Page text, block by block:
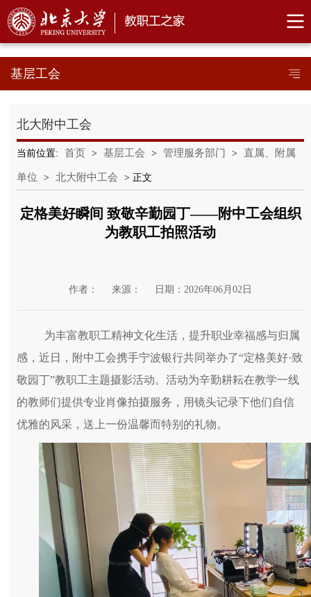
基层工会
北大附中工会
当前位置: 首页 > 基层工会 > 管理服务部门 > 直属、附属
单位 > 北大附中工会 > 正文
定格美好瞬间 致敬辛勤园丁——附中工会组织
为教职工拍照活动
作者： 来源： 日期：2026年06月02日
为丰富教职工精神文化生活，提升职业幸福感与归属
感，近日，附中工会携手宁波银行共同举办了“定格美好·致
敬园丁”教职工主题摄影活动。活动为辛勤耕耘在教学一线
的教师们提供专业肖像拍摄服务，用镜头记录下他们自信
优雅的风采，送上一份温馨而特别的礼物。